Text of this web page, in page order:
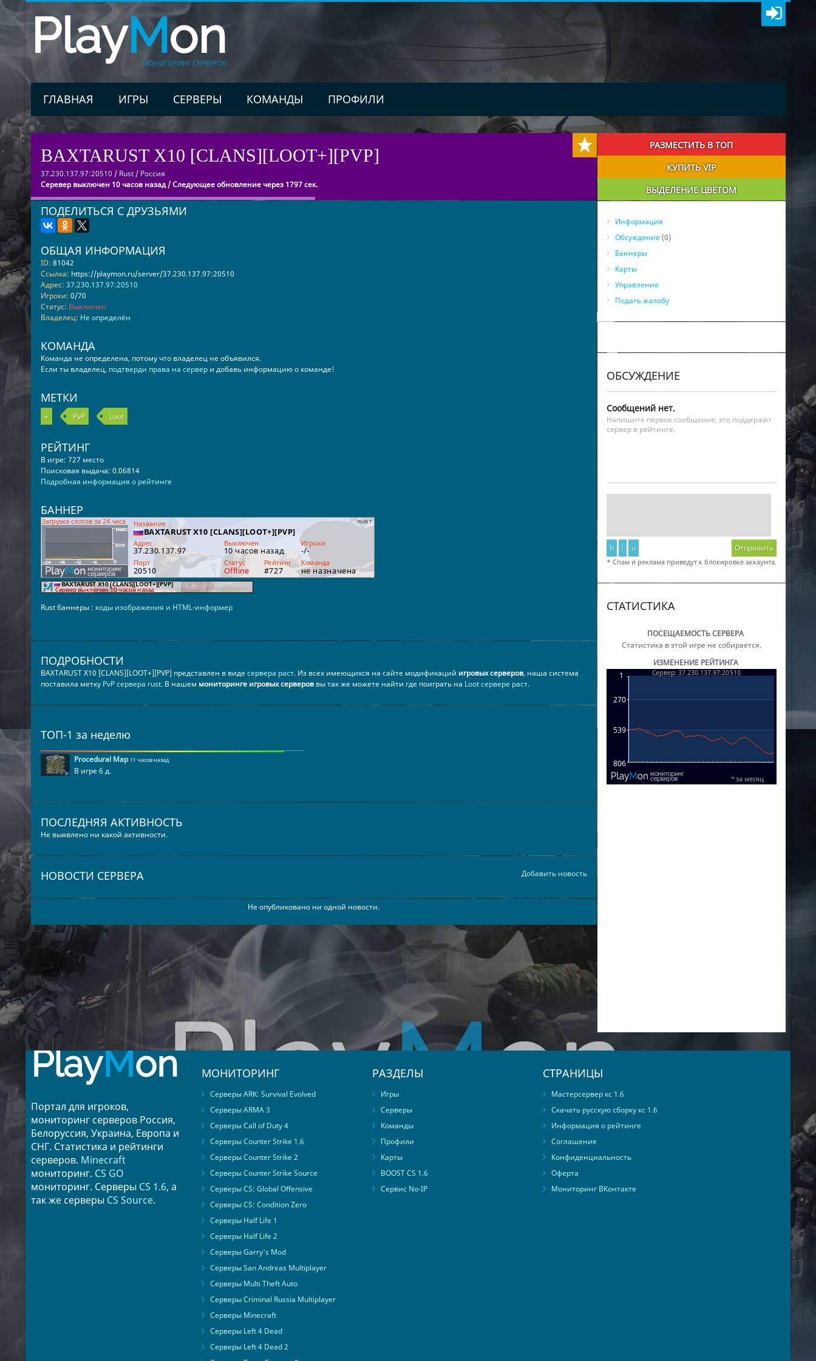
PlayMon
МОНИТОРИНГ СЕРВЕРОВ
ГЛАВНАЯ ИГРЫ СЕРВЕРЫ КОМАНДЫ ПРОФИЛИ
BAXTARUST X10 [CLANS][LOOT+][PVP]
37.230.137.97:20510 / Rust/ Россия
Серевер выключен 10 часов назад / Следующее обновление через 1797 сек.
ПОДЕЛИТЬСЯ С ДРУЗЬЯМИ
ОБЩАЯ ИНФОРМАЦИЯ
ID: 81042
Ссылка: https://playmon.ru/server/37.230.137.97:20510
Адрес: 37.230.137.97:20510
Игроки: 0/70
Статус: Выключен
Владелец: Не определён
КОМАНДА
Команда не определена, потому что владелец не объявился.
Если ты владелец, подтверди права на сервери добавь информацию о команде!
МЕТКИ
+ PvP Loot
РЕЙТИНГ
В игре: 727 место
Поисковая выдача: 0.06814
Подробная информация о рейтинге
БАННЕР
Rust баннеры : коды изображения и HTML-информер
ПОДРОБНОСТИ
BAXTARUST X10 [CLANS][LOOT+][PVP] представлен в видесервера раст. Из всех имеющихся на сайте модификаций игровых серверов, наша система
поставила метку PvP сервера rust. В нашем мониторинге игровых сервероввы так же можете найти где поиграть на Loot сервере раст.
ТОП-1 за неделю
Procedural Map 11 часов назад
В игре 6 д.
ПОСЛЕДНЯЯ АКТИВНОСТЬ
Не выявлено ни какой активности.
Добавить новость
НОВОСТИ СЕРВЕРА
Не опубликовано ни одной новости.
РАЗМЕСТИТЬ В ТОП
КУПИТЬ VIP
ВЫДЕЛЕНИЕ ЦВЕТОМ
Информация
Обсуждение(0)
Баннеры
Карты
Управление
Подать жалобу
ОБСУЖДЕНИЕ
Сообщений нет.
Напишите первое сообщение, это поддержит
сервер в рейтинге.
b i u Отправить
* Спам и реклама приведут к блокировке аккаунта.
СТАТИСТИКА
ПОСЕЩАЕМОСТЬ СЕРВЕРА
Статистика в этой игре не собирается.
ИЗМЕНЕНИЕ РЕЙТИНГА
PlayMon
Портал для игроков,
мониторинг серверов Россия,
Белоруссия, Украина, Европа и
СНГ. Статистика и рейтинги
серверов. Minecraft
мониторинг. CS GO
мониторинг. Серверы CS 1.6, а
так же серверы CS Source.
МОНИТОРИНГ
Серверы ARK: Survival Evolved
Серверы ARMA 3
Серверы Call of Duty 4
Серверы Counter Strike 1.6
Серверы Counter Strike 2
Серверы Counter Strike Source
Серверы CS: Global Offensive
Серверы CS: Condition Zero
Серверы Half Life 1
Серверы Half Life 2
Серверы Garry's Mod
Серверы San Andreas Multiplayer
Серверы Multi Theft Auto
Серверы Criminal Russia Multiplayer
Серверы Minecraft
Серверы Left 4 Dead
Серверы Left 4 Dead 2
РАЗДЕЛЫ
Игры
Серверы
Команды
Профили
Карты
BOOST CS 1.6
Сервис No-IP
СТРАНИЦЫ
Мастерсервер кс 1.6
Скачать русскую сборку кс 1.6
Информация о рейтинге
Соглашение
Конфиденциальность
Оферта
Мониторинг ВКонтакте